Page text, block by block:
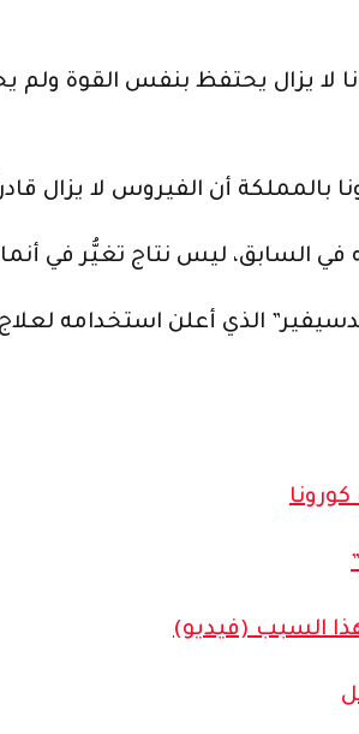
لا يزال يحتفظ بنفس القوة
أن الفيروس لا يزال
السابق، ليس نتاج تغيُّر في
الذي أعلن استخدامه
السبب (فيديو)